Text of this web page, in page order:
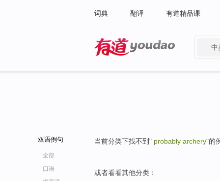
词典 翻译 有道精品课
中
双语例句
全部
口语
当前分类下找不到" probably archery"的
或者看看其他分类：